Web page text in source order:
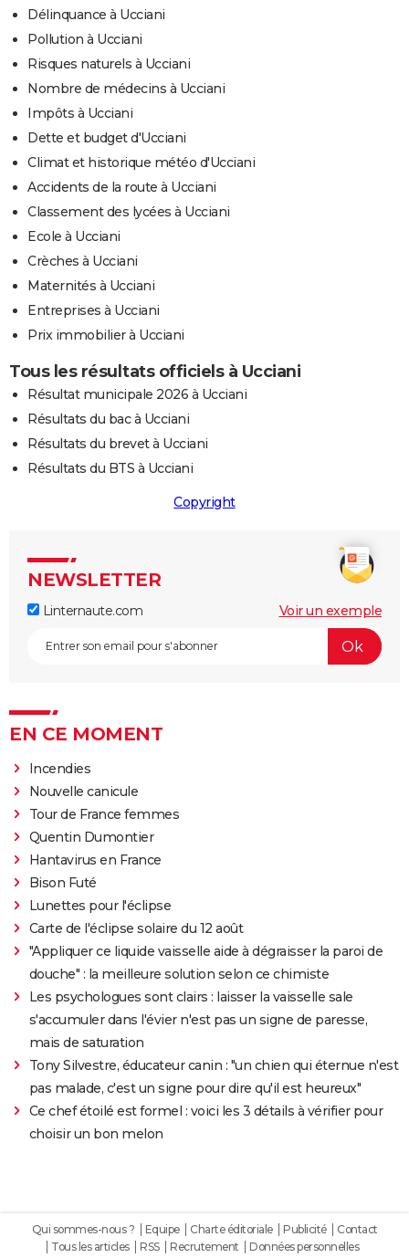
Délinquance à Ucciani
Pollution à Ucciani
Risques naturels à Ucciani
Nombre de médecins à Ucciani
Impôts à Ucciani
Dette et budget d'Ucciani
Climat et historique météo d'Ucciani
Accidents de la route à Ucciani
Classement des lycées à Ucciani
Ecole à Ucciani
Crèches à Ucciani
Maternités à Ucciani
Entreprises à Ucciani
Prix immobilier à Ucciani
Tous les résultats officiels à Ucciani
Résultat municipale 2026 à Ucciani
Résultats du bac à Ucciani
Résultats du brevet à Ucciani
Résultats du BTS à Ucciani
Copyright
NEWSLETTER
Linternaute.com Voir un exemple
EN CE MOMENT
Incendies
Nouvelle canicule
Tour de France femmes
Quentin Dumontier
Hantavirus en France
Bison Futé
Lunettes pour l'éclipse
Carte de l'éclipse solaire du 12 août
"Appliquer ce liquide vaisselle aide à dégraisser la paroi de
douche" : la meilleure solution selon ce chimiste
Les psychologues sont clairs : laisser la vaisselle sale
s'accumuler dans l'évier n'est pas un signe de paresse,
mais de saturation
Tony Silvestre, éducateur canin : "un chien qui éternue n'est
pas malade, c'est un signe pour dire qu'il est heureux"
Ce chef étoilé est formel : voici les 3 détails à vérifier pour
choisir un bon melon
Qui sommes-nous ? Equipe Charte éditoriale Publicité
Contact
Tous les articles
RSS Recrutement
Données personnelles